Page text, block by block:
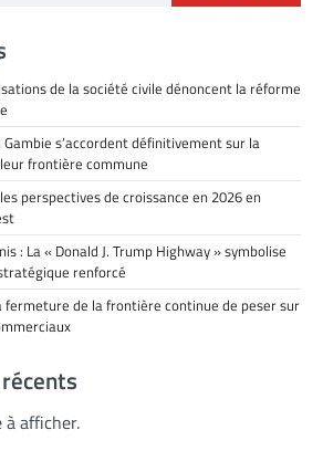
de la société civile dénoncent la réforme
Gambie s’accordent définitivement sur la
frontière commune
perspectives de croissance en 2026 en
: La « Donald J. Trump Highway » symbolise
renforcé
fermeture de la frontière continue de peser sur
afficher.